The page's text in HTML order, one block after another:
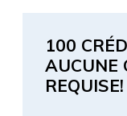
100
AUCUNE
REQUISE!